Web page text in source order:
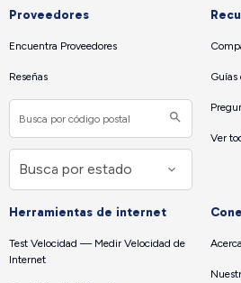
Proveedores
Encuentra Proveedores
Reseñas Guías
Ver
Herramientas de internet
Test Velocidad — Medir Velocidad de
Internet